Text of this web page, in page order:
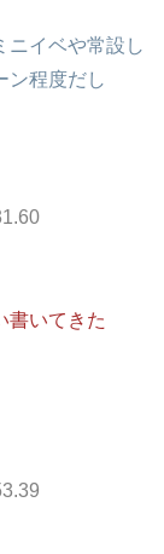
ニイベや常設し
ン程度だし
書いてきた